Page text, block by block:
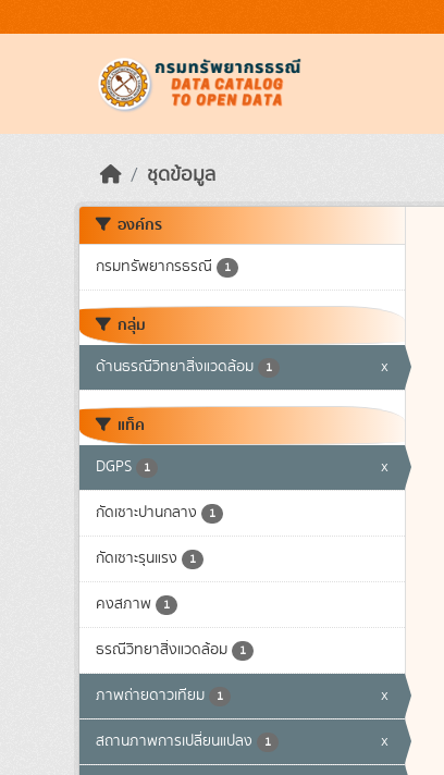
ชุดข้อมูล
องค์กร
กรมทรัพยากรธรณี 1
กลุ่ม
ด้านธรณีวิทยาสิ่งแวดล้อม 1 x
แท็ค
DGPS 1 x
กัดเซาะปานกลาง 1
กัดเซาะรุนแรง 1
คงสภาพ 1
ธรณีวิทยาสิ่งแวดล้อม 1
ภาพถ่ายดาวเทียม 1 x
สถานภาพการเปลี่ยนแปลง 1 x